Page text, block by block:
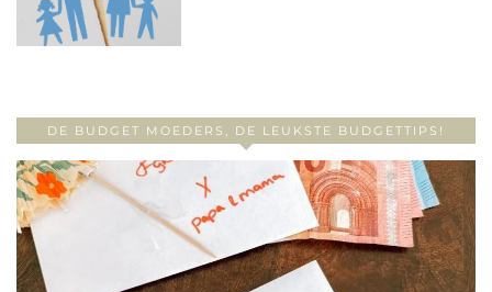
DE BUDGET MOEDERS, DE LEUKSTE BUDGETTIPS!